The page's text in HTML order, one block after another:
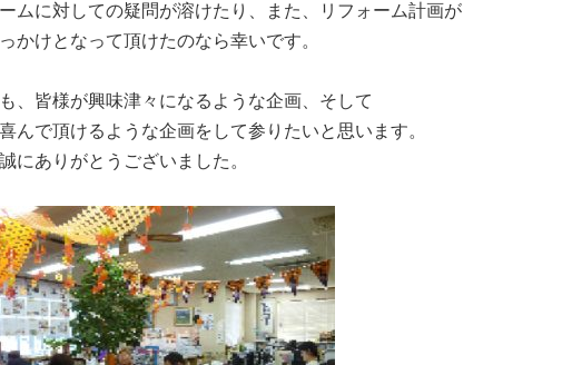
ムに対しての疑問が溶けたり、また、リフォーム計画が
かけとなって頂けたのなら幸いです。
、皆様が興味津々になるような企画、そして
んで頂けるような企画をして参りたいと思います。
にありがとうございました。